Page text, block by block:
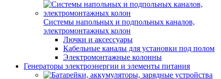
Системы напольных и подпольных каналов,
электромонтажных колон
Лючки и аксессуары
Кабельные каналы для установки под полом
Электромонтажные колонны
Генераторы электроэнергии и элементы питания